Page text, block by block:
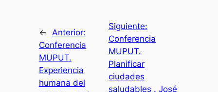
← Anterior:
Conferencia
MUPUT.
Experiencia
humana del
Siguiente:
Conferencia
MUPUT.
Planificar
ciudades
saludables . José